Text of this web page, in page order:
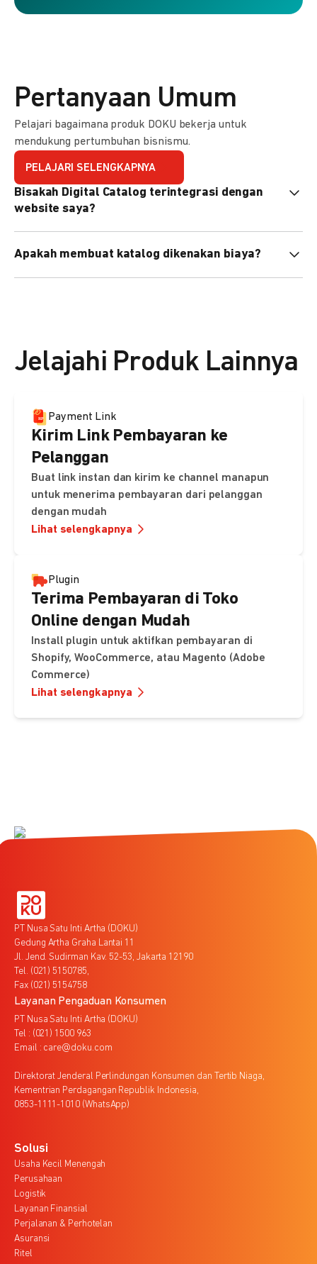
Pertanyaan Umum
Pelajari bagaimana produk DOKU bekerja untuk
mendukung pertumbuhan bisnismu.
PELAJARI SELENGKAPNYA
Bisakah Digital Catalog terintegrasi dengan
website saya?
atau menyematkan QR code di website Anda.
Apakah membuat katalog dikenakan biaya?
Jelajahi Produk Lainnya
Payment Link
Kirim Link Pembayaran ke
Pelanggan
Buat link instan dan kirim ke channel manapun
untuk menerima pembayaran dari pelanggan
dengan mudah
Lihat selengkapnya
Plugin
Terima Pembayaran di Toko
Online dengan Mudah
Install plugin untuk aktifkan pembayaran di
Shopify, WooCommerce, atau Magento (Adobe
Commerce)
Lihat selengkapnya
PT Nusa Satu Inti Artha (DOKU)
Gedung Artha Graha Lantai 11
Jl. Jend. Sudirman Kav. 52-53, Jakarta 12190
Tel. (021) 5150785,
Fax (021) 5154758
Layanan Pengaduan Konsumen
PT Nusa Satu Inti Artha (DOKU)
Tel : (021) 1500 963
Email : care@doku.com
Direktorat Jenderal Perlindungan Konsumen dan Tertib Niaga,
Kementrian Perdagangan Republik Indonesia,
0853-1111-1010 (WhatsApp)
Solusi
Usaha Kecil Menengah
Perusahaan
Logistik
Layanan Finansial
Perjalanan & Perhotelan
Asuransi
Ritel